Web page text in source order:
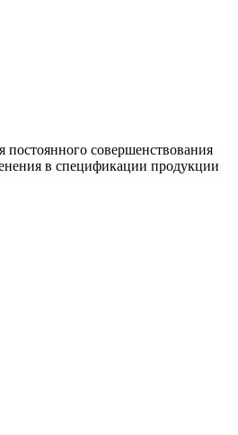
совершенствования
в спецификации продукции